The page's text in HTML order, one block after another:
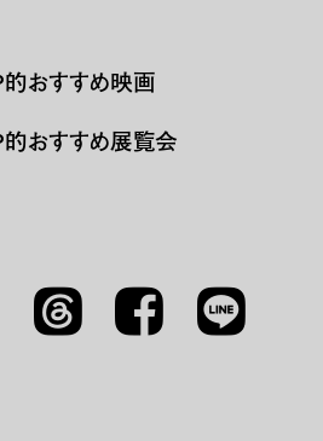
おすすめ映画
おすすめ展覧会
Threads Facebook LINE